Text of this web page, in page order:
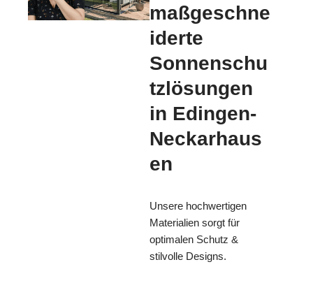
maßgeschne
iderte
Sonnenschu
tzlösungen
in Edingen-
Neckarhaus
en
Unsere hochwertigen
Materialien sorgt für
optimalen Schutz &
stilvolle Designs.